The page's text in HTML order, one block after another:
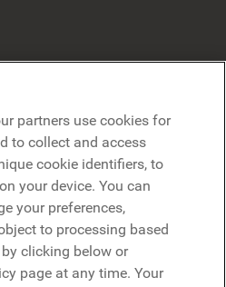
partners use cookies for
to collect and access
cookie identifiers, to
your device. You can
your preferences,
to processing based
clicking below or
page at any time. Your